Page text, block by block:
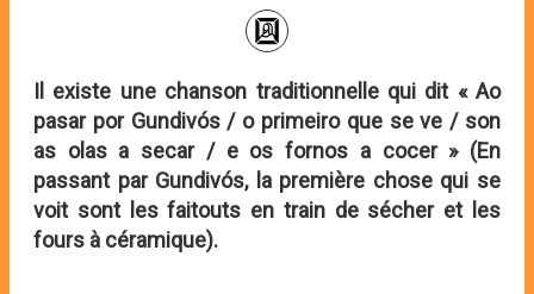
Il existe une chanson traditionnelle qui dit « Ao
pasar por Gundivós / o primeiro que se ve / son
as olas a secar / e os fornos a cocer » (En
passant par Gundivós, la première chose qui se
voit sont les faitouts en train de sécher et les
fours à céramique).